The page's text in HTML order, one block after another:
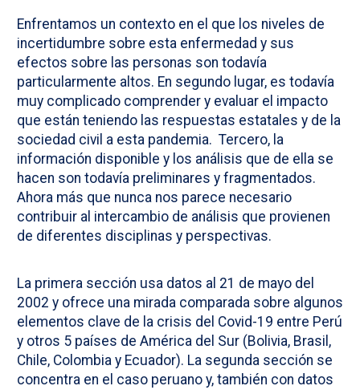
Enfrentamos un contexto en el que los niveles de
incertidumbre sobre esta enfermedad y sus
efectos sobre las personas son todavía
particularmente altos. En segundo lugar, es todavía
muy complicado comprender y evaluar el impacto
que están teniendo las respuestas estatales y de la
sociedad civil a esta pandemia. Tercero, la
información disponible y los análisis que de ella se
hacen son todavía preliminares y fragmentados.
Ahora más que nunca nos parece necesario
contribuir al intercambio de análisis que provienen
de diferentes disciplinas y perspectivas.
La primera sección usa datos al 21 de mayo del
2002 y ofrece una mirada comparada sobre algunos
elementos clave de la crisis del Covid-19 entre Perú
y otros 5 países de América del Sur (Bolivia, Brasil,
Chile, Colombia y Ecuador). La segunda sección se
concentra en el caso peruano y, también con datos